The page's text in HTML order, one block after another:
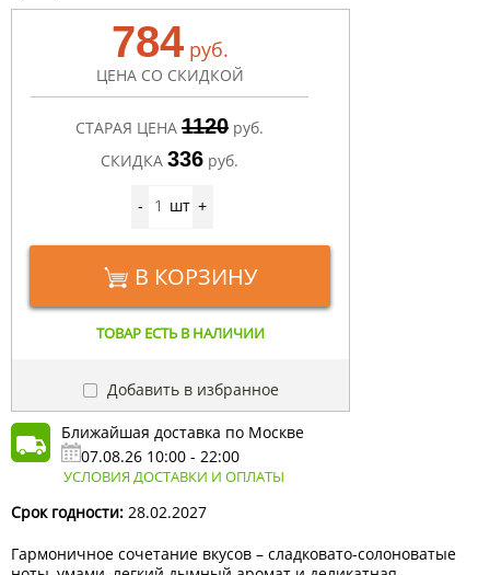
784 руб.
ЦЕНА СО СКИДКОЙ
СТАРАЯ ЦЕНА 1120 руб.
СКИДКА 336 руб.
- шт +
В КОРЗИНУ
ТОВАР ЕСТЬ В НАЛИЧИИ
Добавить в избранное
Ближайшая доставка по Москве
07.08.26 10:00 - 22:00
УСЛОВИЯ ДОСТАВКИ И ОПЛАТЫ
Срок годности: 28.02.2027
Гармоничное сочетание вкусов – сладковато-солоноватые